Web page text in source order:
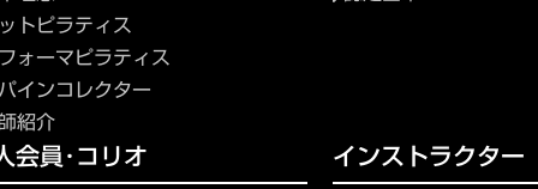
トピラティス
ォーマピラティス
インコレクター
紹介
会員･コリオ インストラクター